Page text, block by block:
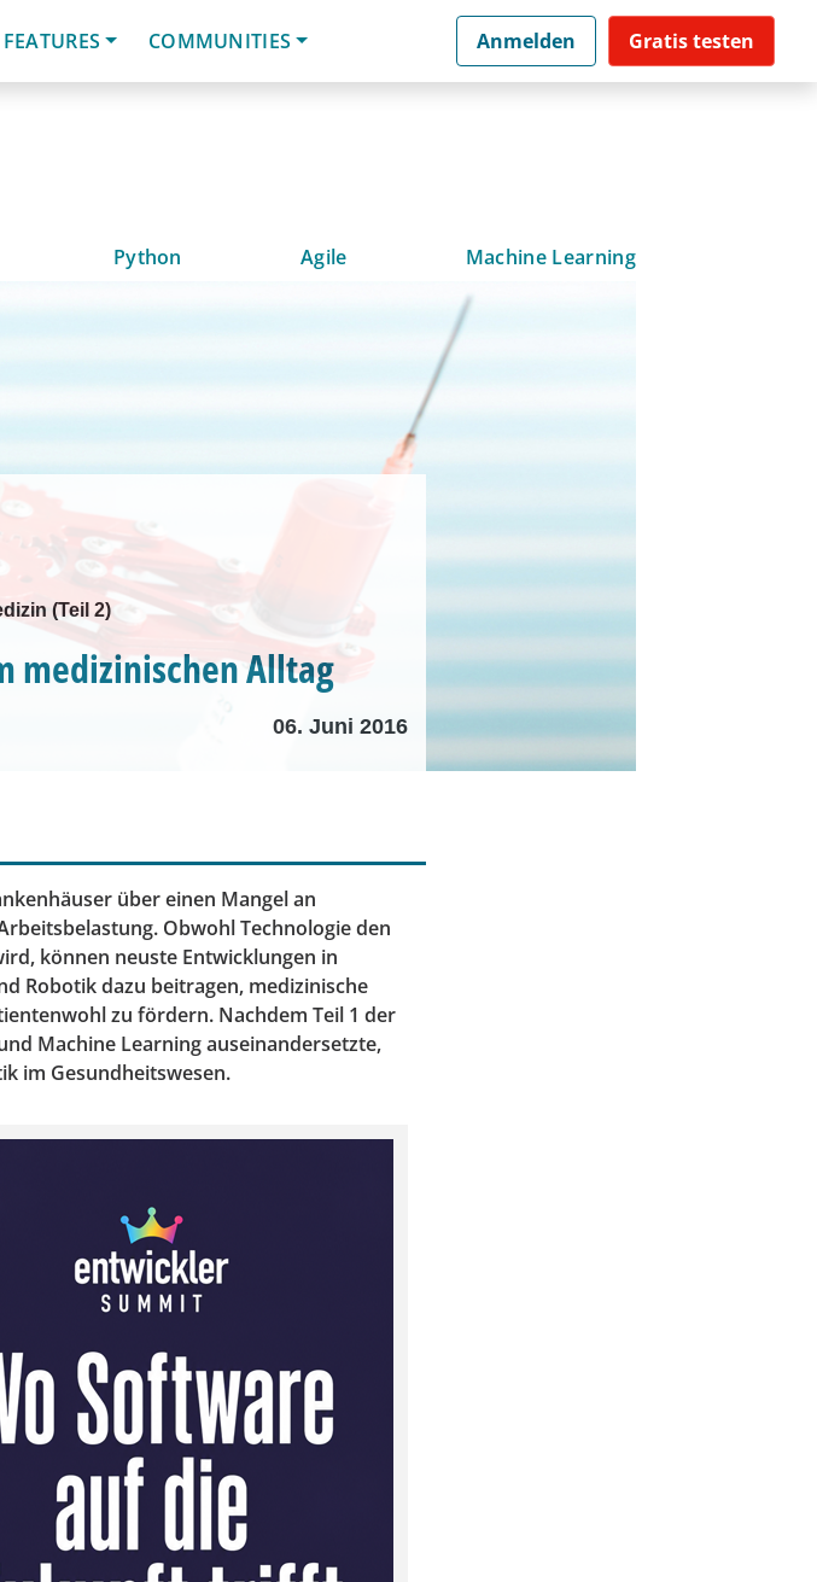
FEATURES COMMUNITIES Anmelden Gratis testen
Python Agile Machine Learning
(Teil 2)
medizinischen Alltag
06. Juni 2016
über einen Mangel an
Obwohl Technologie den
können neuste Entwicklungen in
Robotik dazu beitragen, medizinische
zu fördern. Nachdem Teil 1 der
Machine Learning auseinandersetzte,
im Gesundheitswesen.